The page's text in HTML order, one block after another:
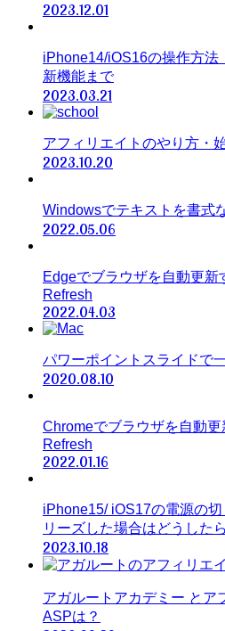
2023.12.01
iPhone14/iOS16の操作方法
新機能まで
2023.03.21
アフィリエイトのやり方・
2023.10.20
Windowsでテキストを書式
2022.05.06
Edgeでブラウザを自動更新
Refresh
2022.04.03
パワーポイントスライドで
2020.08.10
Chromeでブラウザを自動
Refresh
2022.01.16
iPhone15/ iOS17の電源の
リーズした場合はどうした
2023.10.18
アガルートアカデミー とア
ASPは？